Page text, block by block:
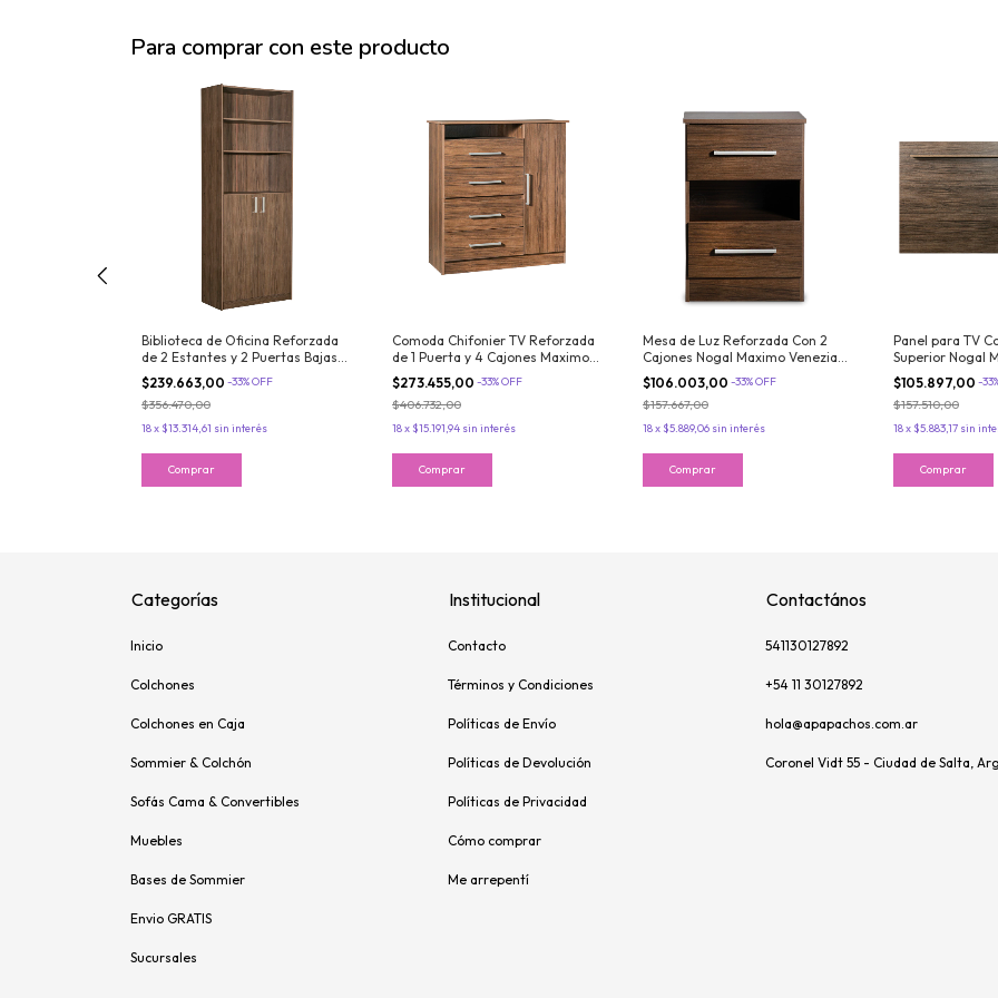
Para comprar con este producto
Biblioteca de Oficina Reforzada
de 2 Estantes y 2 Puertas Bajas
Maximo Color Nogal
$239.663,00 -33%OFF
$356.470,00
18x $13.314,61 sin interés
Comoda Chifonier TV Reforzada
de 1 Puerta y 4 Cajones Maximo
Nogal Venezia Premium
$273.455,00 -33%OFF
$406.732,00
18x $15.191,94 sin interés
Mesa de Luz Reforzada Con 2
Cajones Nogal Maximo Venezia
Premium
$106.003,00 -33%OFF
$157.667,00
18x $5.889,06 sin interés
Panel para TV
Superior Nogal
$105.897,00 -33
$157.510,00
18x $5.883,17 sin
Categorías
Inicio
Colchones
Colchones en Caja
Sommier & Colchón
Sofás Cama & Convertibles
Muebles
Bases de Sommier
Envio GRATIS
Sucursales
Institucional
Contacto
Términos y Condiciones
Políticas de Envío
Políticas de Devolución
Políticas de Privacidad
Cómo comprar
Me arrepentí
Contactános
541130127892
+54 11 30127892
hola@apapachos.com.ar
Coronel Vidt 55 - Ciudad de Salta,